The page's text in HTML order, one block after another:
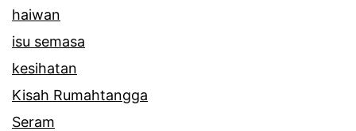
haiwan
isu semasa
kesihatan
Kisah Rumahtangga
Seram